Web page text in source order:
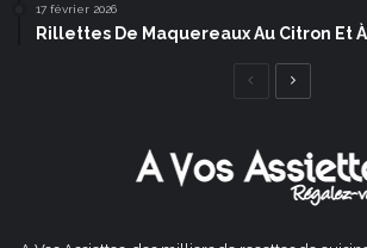
17 février 2026
Rillettes De Maquereaux Au Citron Et À
Page